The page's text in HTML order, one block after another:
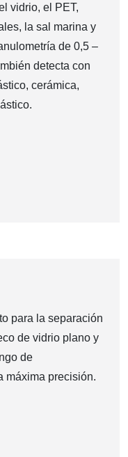
vidrio, el PET,
la sal marina y
de 0,5 –
detecta con
cerámica,
para la separación
de vidrio plano y
de
máxima precisión.